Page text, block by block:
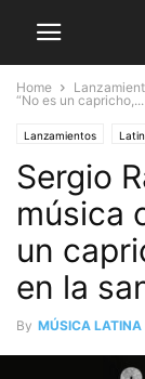
Home
“No es un capricho,...
Lanzamientos
Sergio
música
un
en la
By MÚSICA LATINA